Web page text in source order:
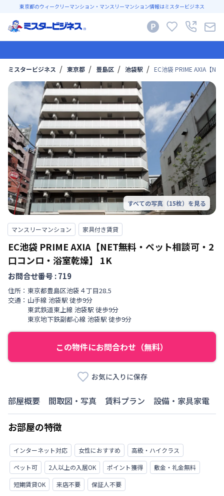
東京都のウィークリーマンション・マンスリーマンション情報はミスタービジネス
ミスタービジネス 東京都 豊島区 池袋駅 EC池袋 PRIME AXIA【
すべての写真（15枚）を見る
マンスリーマンション 家具付き賃貸
EC池袋 PRIME AXIA【NET無料・ペット相談可・2
口コンロ・浴室乾燥】
1K
お問合せ番号 :719
住所： 東京都豊島区池袋 ４丁目28₋5
交通： 山手線 池袋駅 徒歩9分
東武鉄道東上線 池袋駅 徒歩9分
東京地下鉄副都心線 池袋駅 徒歩9分
この物件にお問合わせ（無料）
お気に入りに保存
部屋概要 間取図・写真 賃料プラン 設備・家具家電
お部屋の特徴
インターネット対応 女性におすすめ
高級・ハイクラス
ペット可
2人以上の入居OK ポイント獲得
敷金・礼金無料
短期賃貸OK
来店不要 保証人不要